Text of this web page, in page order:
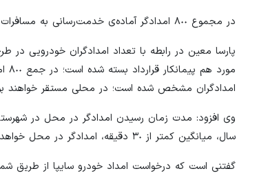
در مجموع ٨٠٠ امدادگر آماده‌ی خدمت‌رسانی به مسافرات هستند
امدادگران مشخص شده است؛ در محلی مستقر خواهند
وی افزود: مدت زمان رسیدن امدادگر در محل در
سال، میانگین کمتر از ٣٠ دقیقه، امدادگر در محل خواهد بود اما در تعطیلات نوروز، پیش‌بینی ١۵ دقیقه را داریم.
گفتنی است که درخواست امداد خودرو سایپا از طریق شماره‌های ٠٩۶۵۵٠ و ٨۴۴۴۴ مشتریان می‌توانند درخواست